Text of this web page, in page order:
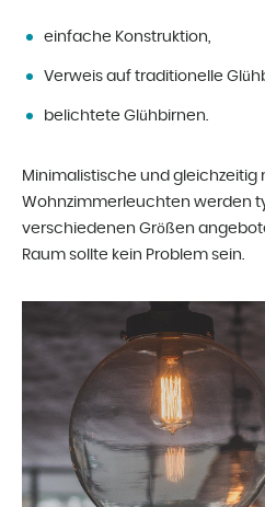
einfache Konstruktion,
Verweis auf traditionelle
belichtete Glühbirnen.
Minimalistische und gleichzeitig
Wohnzimmerleuchten werden
verschiedenen Größen
Raum sollte kein Problem sein.